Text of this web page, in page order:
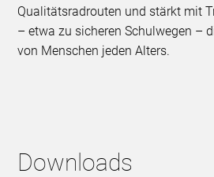
Qualitätsradrouten und stärkt mit
– etwa zu sicheren Schulwegen –
von Menschen jeden Alters.
Downloads